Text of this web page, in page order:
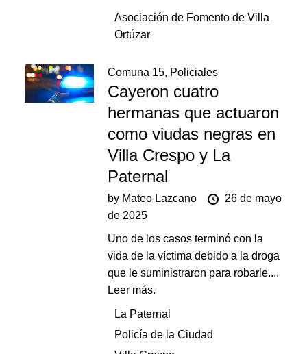
Asociación de Fomento de Villa
Ortúzar
Comuna 15, Policiales
Cayeron cuatro
hermanas que actuaron
como viudas negras en
Villa Crespo y La
Paternal
by Mateo Lazcano
26 de mayo
de 2025
Uno de los casos terminó con la
vida de la víctima debido a la droga
que le suministraron para robarle....
Leer más.
La Paternal
Policía de la Ciudad